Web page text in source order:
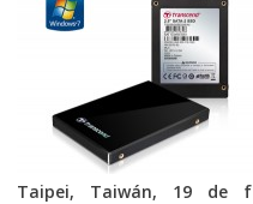
Taipei, Taiwán, 19 de f